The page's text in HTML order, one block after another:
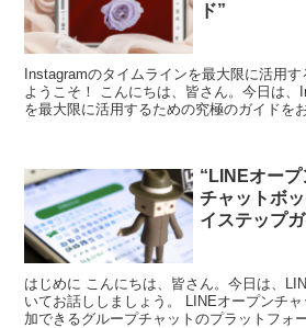
ド”
Instagramのタイムラインを最大限に活用
ようこそ！ こんにちは、皆さん。今日は、
を最大限に活用するための究極のガイドを
“LINEオー
チャットボ
イステップ
はじめに こんにちは、皆さん。今日は、
いてお話ししましょう。 LINEオープンチ
加できるグループチャットのプラットフォ